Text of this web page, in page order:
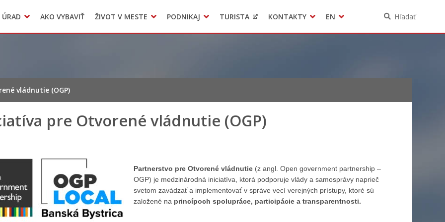
Pomoc pre Ukrajinu
Zmluvy, faktúry a objednávky
Ochrana osobných údajov
AKO VYBAVIŤ ŽIVOT V MESTE
Odpady, verejné priestranstvá
3D model mesta Banská Bystrica
PODNIKAJ TURISTA KONTAKTY EN
Accommodation
Contact
Hľadať
vládnutie (OGP)
pre Otvorené vládnutie (OGP)
Partnerstvo pre Otvorené vládnutie (z angl. Open government partnership –
OGP) je medzinárodná iniciatíva, ktorá podporuje vlády a samosprávy naprieč
svetom zavádzať a implementovať v správe vecí verejných prístupy, ktoré sú
založené na princípoch spolupráce, participácie a transparentnosti.